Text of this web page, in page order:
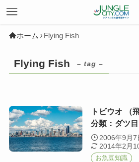
ホーム Flying Fish
Flying Fish – tag –
トビウオ （
分類：ダツ目
2006年9月7
2014年2月
お魚豆知識